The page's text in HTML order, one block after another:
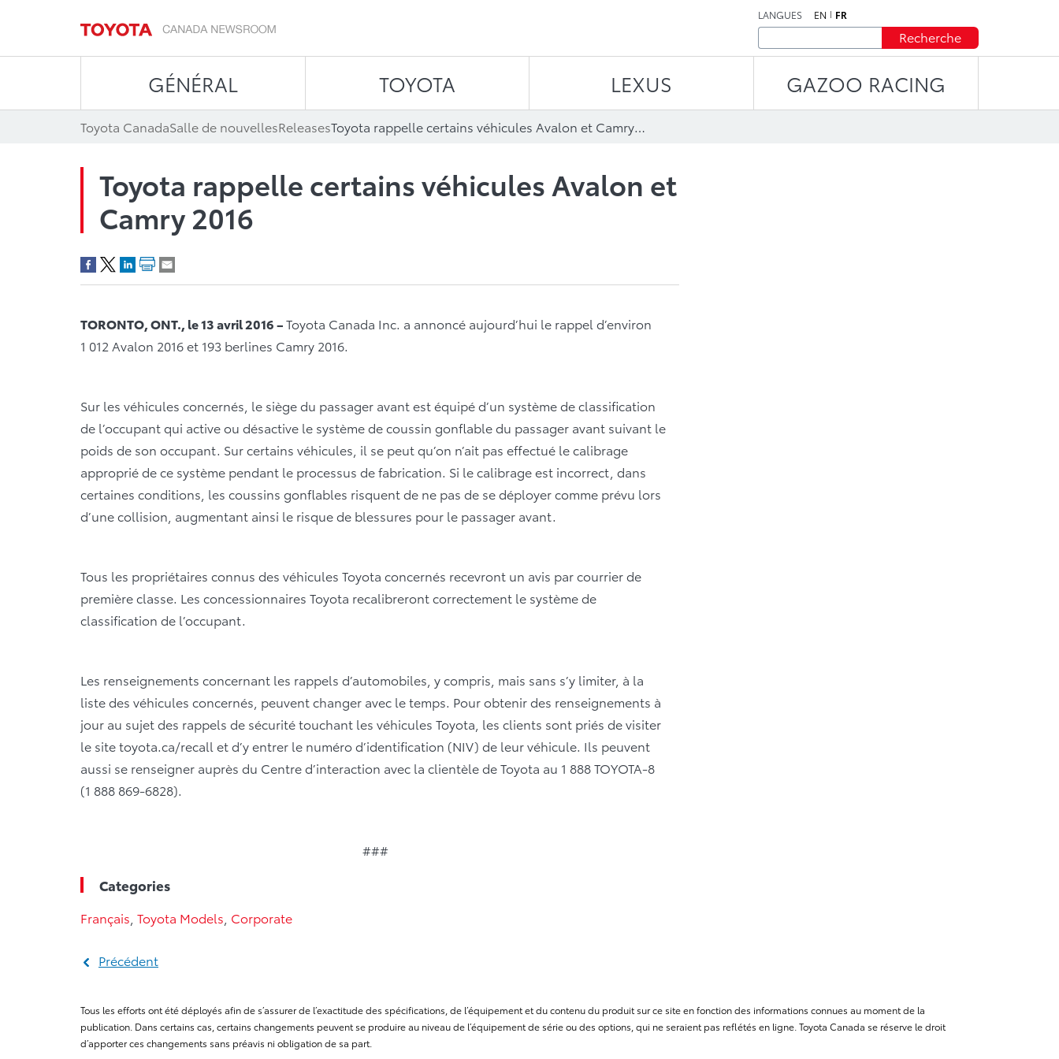
LANGUES EN FR
Recherche
GÉNÉRAL TOYOTA LEXUS GAZOO RACING
Toyota CanadaSalle de nouvellesReleases Toyota rappelle certains véhicules Avalon et Camry 2016
Toyota rappelle certains véhicules Avalon et
Camry 2016
TORONTO, ONT., le 13 avril 2016 –Toyota Canada Inc. a annoncé aujourd’hui le rappel d’environ
1 012 Avalon 2016 et 193 berlines Camry 2016.
Sur les véhicules concernés, le siège du passager avant est équipé d’un système de classification
de l’occupant qui active ou désactive le système de coussin gonflable du passager avant suivant le
poids de son occupant. Sur certains véhicules, il se peut qu’on n’ait pas effectué le calibrage
approprié de ce système pendant le processus de fabrication. Si le calibrage est incorrect, dans
certaines conditions, les coussins gonflables risquent de ne pas de se déployer comme prévu lors
d’une collision, augmentant ainsi le risque de blessures pour le passager avant.
Tous les propriétaires connus des véhicules Toyota concernés recevront un avis par courrier de
première classe. Les concessionnaires Toyota recalibreront correctement le système de
classification de l’occupant.
Les renseignements concernant les rappels d’automobiles, y compris, mais sans s’y limiter, à la
liste des véhicules concernés, peuvent changer avec le temps. Pour obtenir des renseignements à
jour au sujet des rappels de sécurité touchant les véhicules Toyota, les clients sont priés de visiter
le site toyota.ca/recall et d’y entrer le numéro d’identification (NIV) de leur véhicule. Ils peuvent
aussi se renseigner auprès du Centre d’interaction avec la clientèle de Toyota au 1 888 TOYOTA-8
(1 888 869-6828).
###
Categories
Français Toyota Models Corporate
Précédent
Tous les efforts ont été déployés afin de s’assurer de l’exactitude des spécifications, de l’équipement et du contenu du produit sur ce site en fonction des informations connues au moment de la
publication. Dans certains cas, certains changements peuvent se produire au niveau de l’équipement de série ou des options, qui ne seraient pas reflétés en ligne. Toyota Canada se réserve le droit
d’apporter ces changements sans préavis ni obligation de sa part.